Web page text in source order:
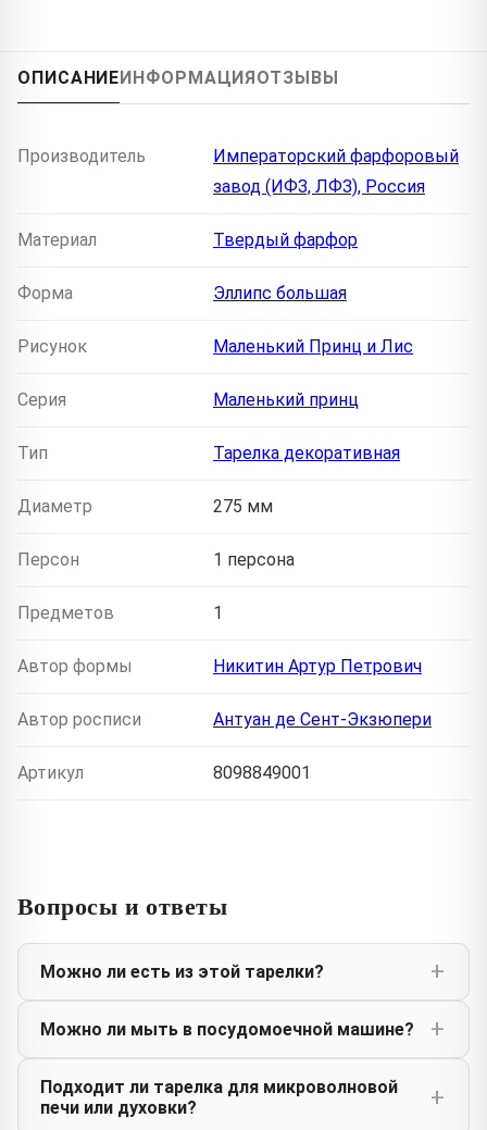
ОПИСАНИЕИНФОРМАЦИЯОТЗЫВЫ
Производитель
Императорский фарфоровый
завод (ИФЗ, ЛФЗ), Россия
Материал Твердый фарфор
Форма Эллипс большая
Рисунок Маленький Принц и Лис
Серия Маленький принц
Тип Тарелка декоративная
Диаметр 275 мм
Персон 1 персона
Предметов 1
Автор формы Никитин Артур Петрович
Автор росписи Антуан де Сент-Экзюпери
Артикул 8098849001
Вопросы и ответы
Можно ли есть из этой тарелки?
Можно ли мыть в посудомоечной машине?
Подходит ли тарелка для микроволновой
печи или духовки?